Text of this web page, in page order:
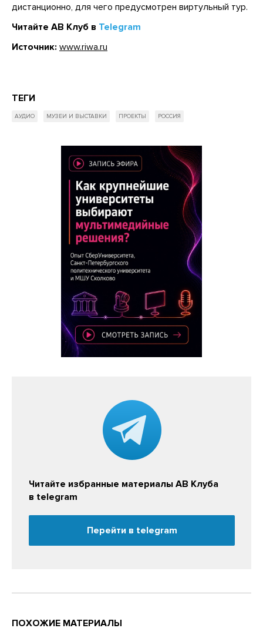
дистанционно, для чего предусмотрен виртульный тур.
Читайте АВ Клуб в Telegram
Источник: www.riwa.ru
ТЕГИ
АУДИО МУЗЕИ И ВЫСТАВКИ ПРОЕКТЫ РОССИЯ
Читайте избранные материалы АВ Клуба
в telegram
Перейти в telegram
ПОХОЖИЕ МАТЕРИАЛЫ